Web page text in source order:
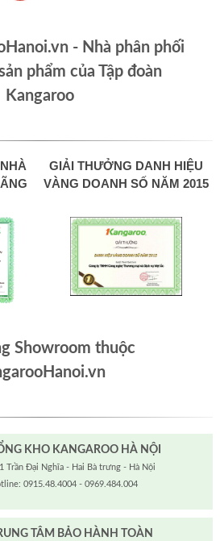
- Nhà phân phối
phẩm của Tập đoàn
Kangaroo
GIẢI THƯỞNG DANH HIỆU
VÀNG DOANH SỐ NĂM 2015
Showroom thuộc
KHO KANGAROO HÀ NỘI
Trần Đại Nghĩa - Hai Bà trưng - Hà Nội
0915.48.4004 - 0969.484.004
TÂM BẢO HÀNH TOÀN